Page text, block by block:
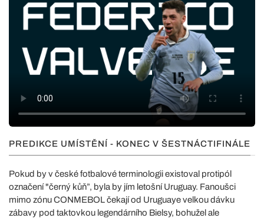
PREDIKCE UMÍSTĚNÍ - KONEC V ŠESTNÁCTIFINÁLE
Pokud by v české fotbalové terminologii existoval protipól
označení "černý kůň”, byla by jím letošní Uruguay. Fanoušci
mimo zónu CONMEBOL čekají od Uruguaye velkou dávku
zábavy pod taktovkou legendárního Bielsy, bohužel ale